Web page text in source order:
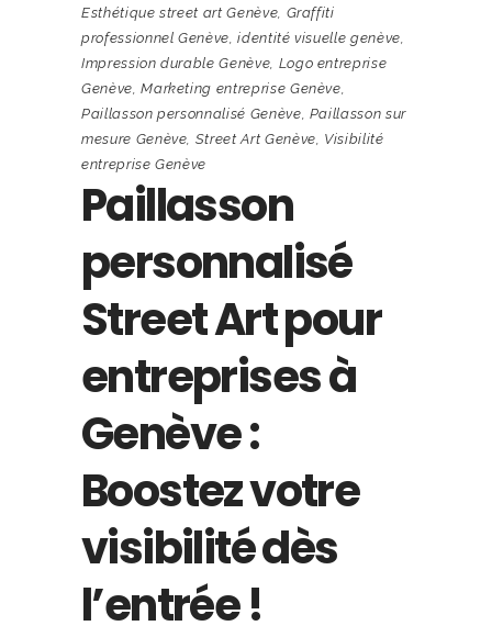
Esthétique street art Genève, Graffiti
professionnel Genève,identité visuelle genève,
Impression durable Genève, Logo entreprise
Genève,Marketing entreprise Genève,
Paillasson personnalisé Genève, Paillasson sur
mesure Genève, Street Art Genève, Visibilité
entreprise Genève
Paillasson
personnalisé
Street Art pour
entreprises à
Genève :
Boostez votre
visibilité dès
l’entrée !